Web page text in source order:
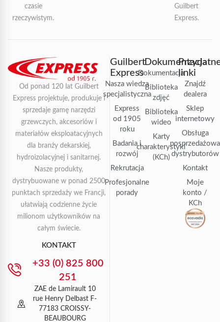
czasie
rzeczywistym.
Guilbert
Express.
Od ponad 120 lat Guilbert
Express projektuje, produkuje i
sprzedaje gamę narzędzi
grzewczych, akcesoriów i
materiałów eksploatacyjnych
dla branży dekarskiej,
hydroizolacyjnej i sanitarnej.
Nasze produkty,
dystrybuowane w ponad 2500
punktach sprzedaży we Francji,
ułatwiają codzienne życie
milionom użytkowników na
całym świecie.
KONTAKT
+33 (0) 825 800
251
ZAE de Lamirault 10
rue Henry Delbast F-
77183 CROISSY-
BEAUBOURG
Guilbert
Express
Nasza wiedza
specjalistyczna
Express
od 1905
roku
Badania i
rozwój
Rekrutacja
Profesjonalne
porady
Dokumentacja
Dokumentacja
Biblioteka
zdjęć
Biblioteka
wideo
Karty
charakterystyki
(KCh)
linki
Znajdź
dealera
Sklep
internetowy
Obsługa
posprzedażowa
dystrybutorów
Kontakt
Moje
konto /
KCh